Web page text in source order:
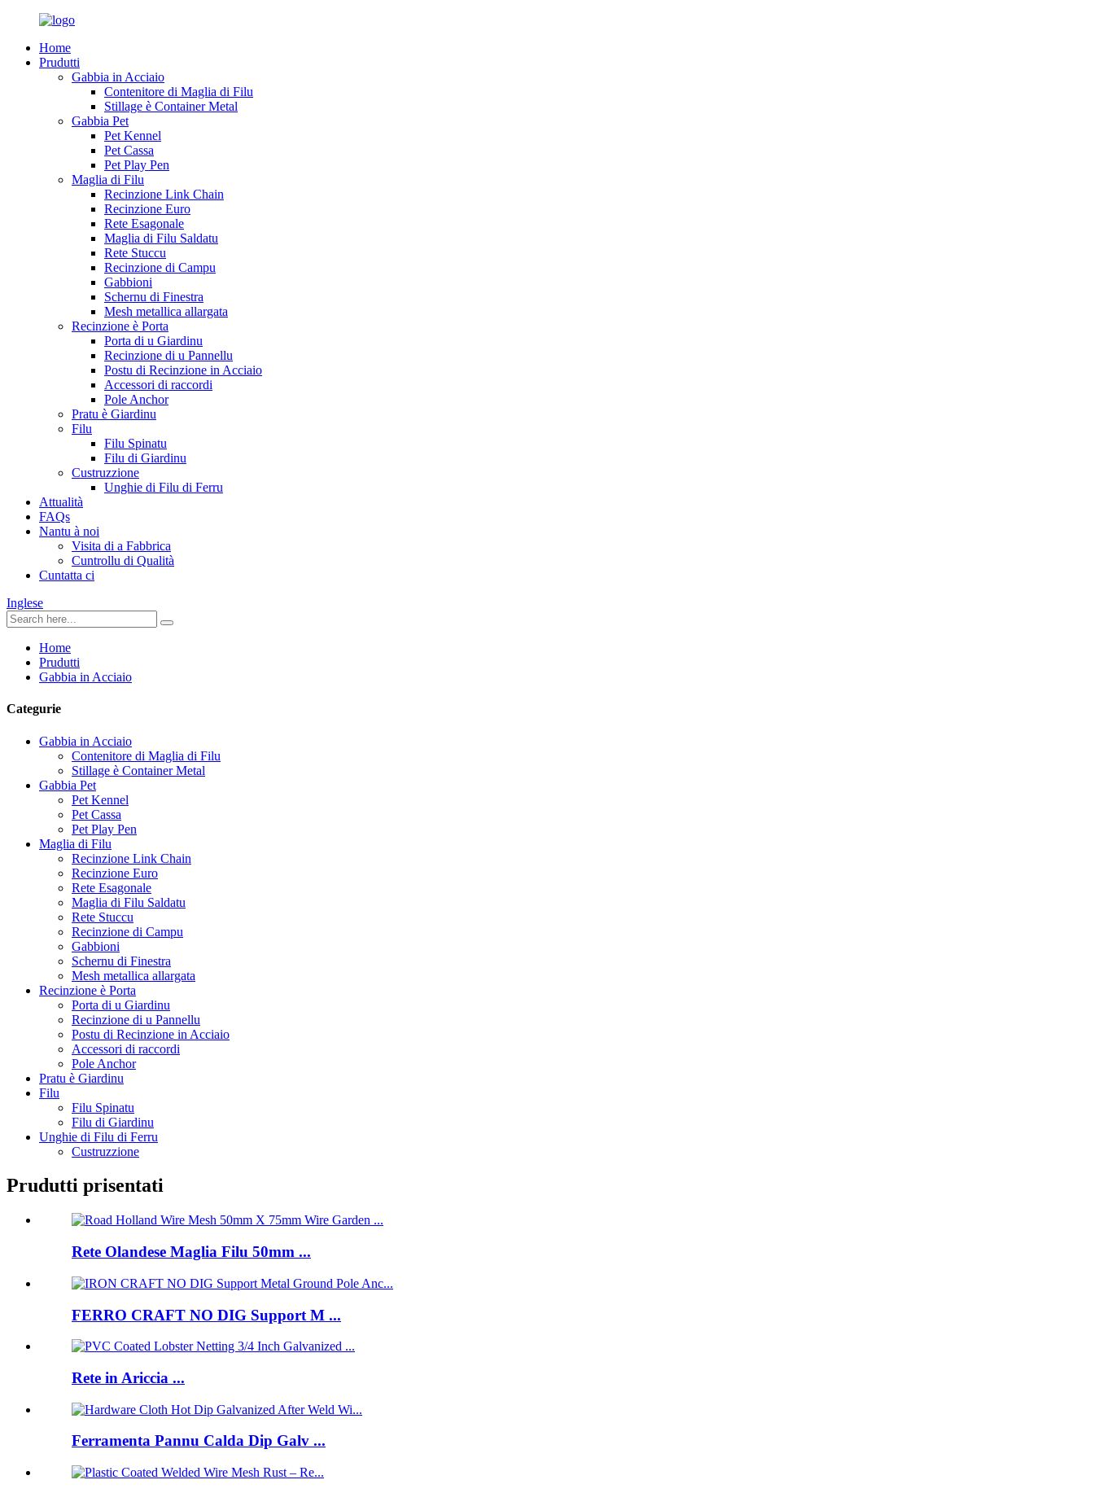
Home
Prudutti
Gabbia in Acciaio
Contenitore di Maglia di Filu
Stillage è Container Metal
Gabbia Pet
Pet Kennel
Pet Cassa
Pet Play Pen
Maglia di Filu
Recinzione Link Chain
Recinzione Euro
Rete Esagonale
Maglia di Filu Saldatu
Rete Stuccu
Recinzione di Campu
Gabbioni
Schernu di Finestra
Mesh metallica allargata
Recinzione è Porta
Porta di u Giardinu
Recinzione di u Pannellu
Postu di Recinzione in Acciaio
Accessori di raccordi
Pole Anchor
Pratu è Giardinu
Filu
Filu Spinatu
Filu di Giardinu
Custruzzione
Unghie di Filu di Ferru
Attualità
FAQs
Nantu à noi
Visita di a Fabbrica
Cuntrollu di Qualità
Cuntatta ci
Inglese
Home
Prudutti
Gabbia in Acciaio
Categurie
Gabbia in Acciaio
Contenitore di Maglia di Filu
Stillage è Container Metal
Gabbia Pet
Pet Kennel
Pet Cassa
Pet Play Pen
Maglia di Filu
Recinzione Link Chain
Recinzione Euro
Rete Esagonale
Maglia di Filu Saldatu
Rete Stuccu
Recinzione di Campu
Gabbioni
Schernu di Finestra
Mesh metallica allargata
Recinzione è Porta
Porta di u Giardinu
Recinzione di u Pannellu
Postu di Recinzione in Acciaio
Accessori di raccordi
Pole Anchor
Pratu è Giardinu
Filu
Filu Spinatu
Filu di Giardinu
Unghie di Filu di Ferru
Custruzzione
Prudutti prisentati
Rete Olandese Maglia Filu 50mm ...
FERRO CRAFT NO DIG Support M ...
Rete in Ariccia ...
Ferramenta Pannu Calda Dip Galv ...